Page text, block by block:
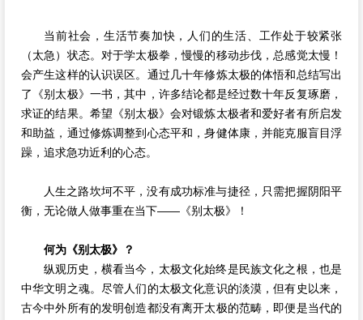
当前社会，生活节奏加快，人们的生活、工作处于较紧张
（太急）状态。对于学太极拳，慢慢的移动步伐，总感觉太慢！
会产生这样的认识误区。通过几十年修炼太极的体悟和总结写出
了《别太极》一书，其中，许多结论都是经过数十年反复琢磨，
求证的结果。希望《别太极》会对锻炼太极者和爱好者有所启发
和助益，通过修炼调整到心态平和，身健体康，并能克服盲目浮
躁，追求急功近利的心态。
人生之路坎坷不平，没有成功标准与捷径，只需把握阴阳平
衡，无论做人做事重在当下——《别太极》！
何为《别太极》？
纵观历史，横看当今，太极文化始终是民族文化之根，也是
中华文明之魂。尽管人们的太极文化意识的淡漠，但有史以来，
古今中外所有的发明创造都没有离开太极的范畴，即便是当代的